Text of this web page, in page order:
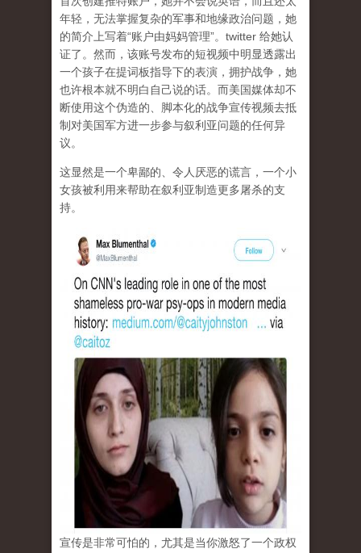
年轻，无法掌握复杂的军事和地缘政治问题，她
的简介上写着“账户由妈妈管理”。twitter 给她认
证了。然而，该账号发布的短视频中明显透露出
一个孩子在提词板指导下的表演，拥护战争，她
也许根本就不明白自己说的话。而美国媒体却不
断使用这个伪造的、脚本化的战争宣传视频去抵
制对美国军方进一步参与叙利亚问题的任何异
议。
这显然是一个卑鄙的、令人厌恶的谎言，一个小
女孩被利用来帮助在叙利亚制造更多屠杀的支
持。
宣传是非常可怕的，尤其是当你激怒了一个政权